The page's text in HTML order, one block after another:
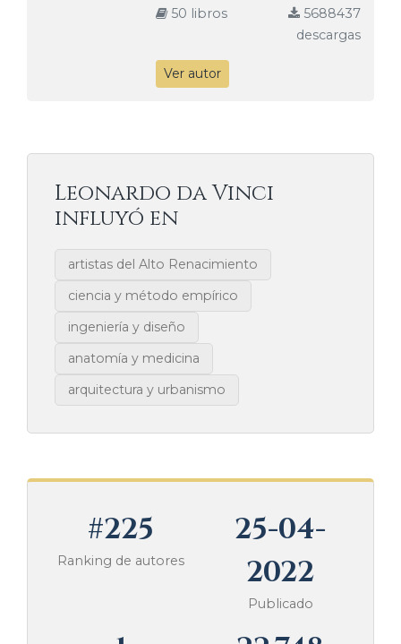
50 libros
5688437
descargas
Ver autor
Leonardo da Vinci
influyó en
artistas del Alto Renacimiento
ciencia y método empírico
ingeniería y diseño
anatomía y medicina
arquitectura y urbanismo
#225
Ranking de autores
25-04-
2022
Publicado